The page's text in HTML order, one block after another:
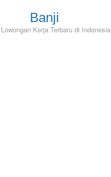
Banji
Kerja Terbaru di Indonesia